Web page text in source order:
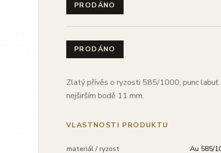
PRODÁNO
PRODÁNO
Zlatý přívěs o ryzosti 585/1000, punc
nejširším bodě 11 mm.
VLASTNOSTI PRODUKTU
materiál / ryzost Au 585/